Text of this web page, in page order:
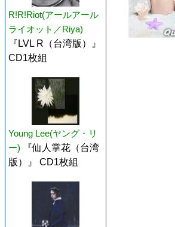
R!R!Riot(アールアール
ライオット／Riya)
『LVL R（台湾版）』
CD1枚組
Young Lee(ヤング・リ
ー)
『仙人掌花（台湾
版）』 CD1枚組